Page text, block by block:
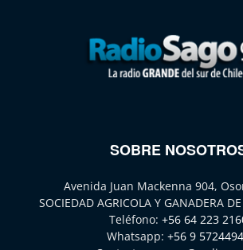
SOBRE
Avenida Juan Mackenna 904,
SOCIEDAD AGRICOLA Y GANADERA
Teléfono: +56 64 223
Whatsapp: +56 9